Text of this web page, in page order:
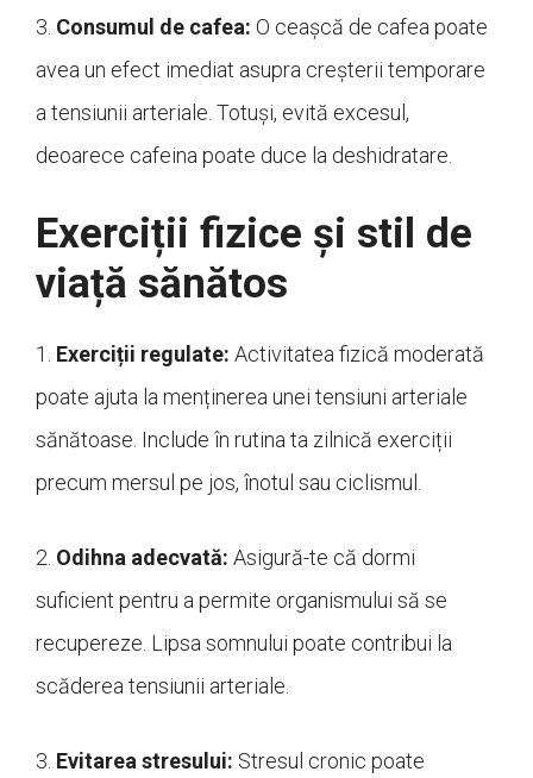
3. Consumul de cafea: O ceașcă de cafea poate
avea un efect imediat asupra creșterii temporare
a tensiunii arteriale. Totuși, evită excesul,
deoarece cafeina poate duce la deshidratare.
Exerciții fizice și stil de
viață sănătos
1. Exerciții regulate: Activitatea fizică moderată
poate ajuta la menținerea unei tensiuni arteriale
sănătoase. Include în rutina ta zilnică exerciții
precum mersul pe jos, înotul sau ciclismul.
2. Odihna adecvată: Asigură-te că dormi
suficient pentru a permite organismului să se
recupereze. Lipsa somnului poate contribui la
scăderea tensiunii arteriale.
3. Evitarea stresului: Stresul cronic poate